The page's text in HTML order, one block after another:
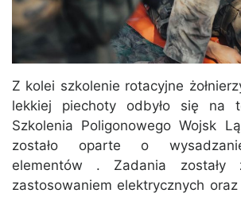
Z kolei szkolenie rotacyjne
lekkiej piechoty odbyło się na
Szkolenia Poligonowego Wojsk
zostało oparte o
elementów . Zadania zostały
zastosowaniem elektrycznych